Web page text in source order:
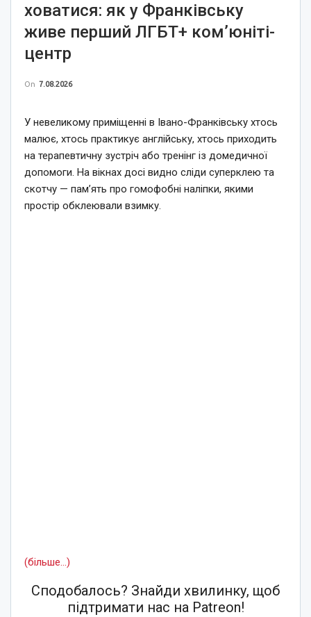
ховатися: як у Франківську
живе перший ЛГБТ+ ком’юніті-
центр
On 7.08.2026
У невеликому приміщенні в Івано-Франківську хтось
малює, хтось практикує англійську, хтось приходить
на терапевтичну зустріч або тренінг із домедичної
допомоги. На вікнах досі видно сліди суперклею та
скотчу — пам’ять про гомофобні наліпки, якими
простір обклеювали взимку.
(більше…)
Сподобалось? Знайди хвилинку, щоб
підтримати нас на Patreon!